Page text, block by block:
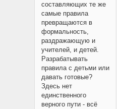
составляющих те же
самые правила
превращаются в
формальность,
раздражающую и
учителей, и детей.
Разрабатывать
правила с детьми или
давать готовые?
Здесь нет
единственного
верного пути - всё